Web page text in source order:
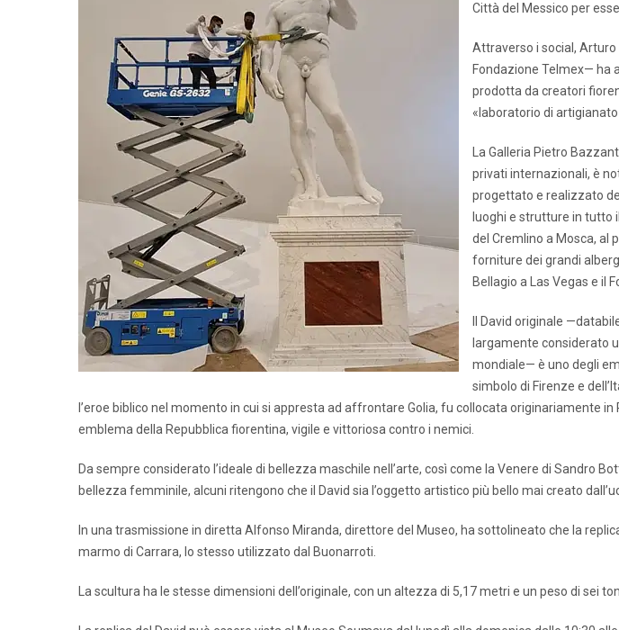
Città del Messico per
Attraverso i social,
Fondazione Telmex— ha
prodotta da creatori
«laboratorio di
La Galleria Pietro
privati internazionali, è
progettato e realizzato
luoghi e strutture in tutto
del Cremlino a Mosca, al
forniture dei grandi
Bellagio a Las Vegas e il
Il David originale
largamente considerato
mondiale— è uno degli
simbolo di Firenze e
l’eroe biblico nel momento in cui si appresta ad affrontare Golia, fu collocata originariamente in
emblema della Repubblica fiorentina, vigile e vittoriosa contro i nemici.
Da sempre considerato l’ideale di bellezza maschile nell’arte, così come la Venere di Sandro
bellezza femminile, alcuni ritengono che il David sia l’oggetto artistico più bello mai creato
In una trasmissione in diretta Alfonso Miranda, direttore del Museo, ha sottolineato che la
marmo di Carrara, lo stesso utilizzato dal Buonarroti.
La scultura ha le stesse dimensioni dell’originale, con un altezza di 5,17 metri e un peso di sei